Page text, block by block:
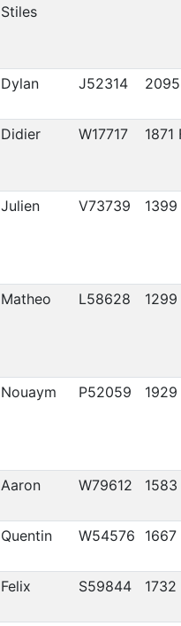
Stiles
Dylan J52314
Didier W17717 1871
Julien V73739 1399
Matheo L58628 1299
Nouaym P52059 1929
Aaron W79612 1583
Quentin W54576 1667
Felix S59844 1732